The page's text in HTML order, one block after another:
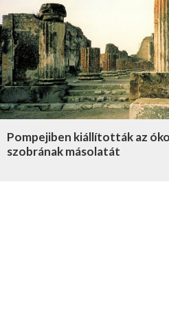
Pompejiben kiállították az
szobrának másolatát